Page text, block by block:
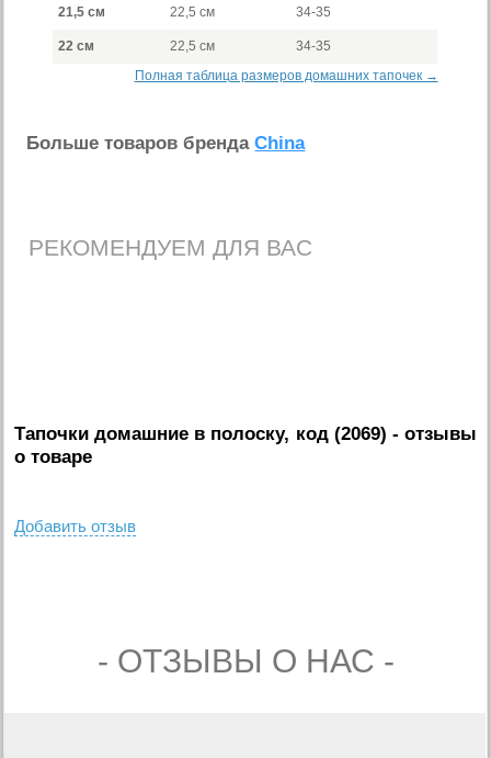
21,5 см 22,5 см 34-35
22 см 22,5 см
34-35
Полная таблица размеров домашних тапочек →
Больше товаров брендаChina
РЕКОМЕНДУЕМ ДЛЯ ВАС
Тапочки домашние в полоску, код (2069) - отзывы
о товаре
Добавить отзыв
- ОТЗЫВЫ О НАС -